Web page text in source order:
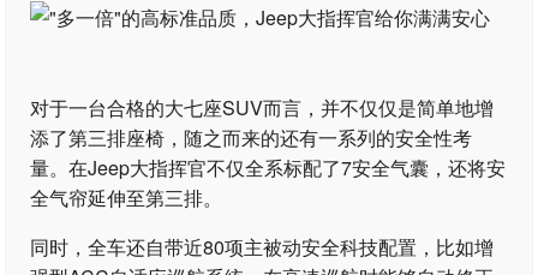
对于一台合格的大七座SUV而言，并不仅仅是简单地增
添了第三排座椅，随之而来的还有一系列的安全性考
量。在Jeep大指挥官不仅全系标配了7安全气囊，还将安
全气帘延伸至第三排。
同时，全车还自带近80项主被动安全科技配置，比如增